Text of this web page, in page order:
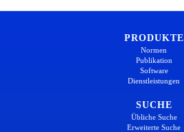
PRODUKTE
Normen
Publikation
Software
Dienstleistungen
SUCHE
Übliche Suche
Erweiterte Suche